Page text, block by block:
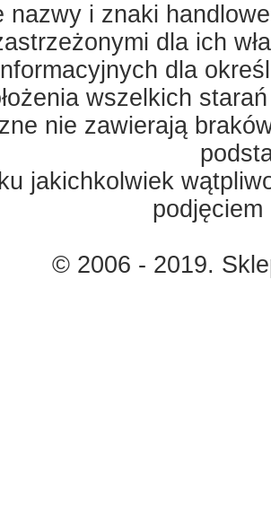
nazwy i znaki
dla ich
dla
wszelkich
nie zawierają
jakichkolwiek
© 2006 - 2019.